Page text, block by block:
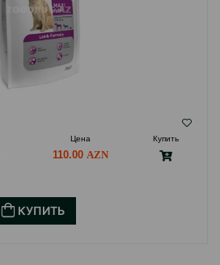
Цена
Купить
110.00
КУПИТЬ